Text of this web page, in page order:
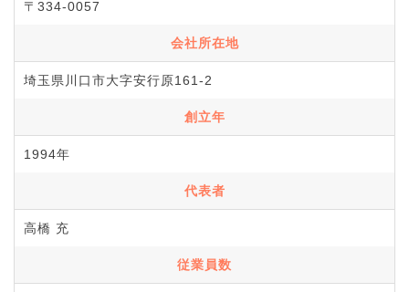
〒334-0057
会社所在地
埼玉県川口市大字安行原161-2
創立年
1994年
代表者
高橋 充
従業員数